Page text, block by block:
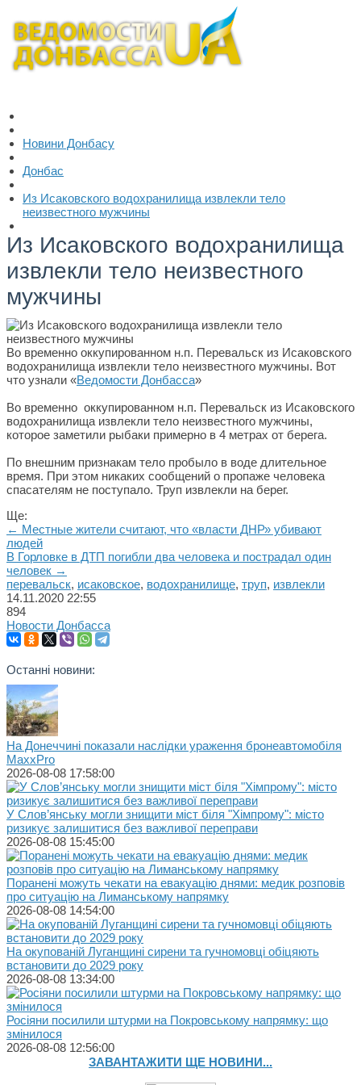
Новини Донбасу
Донбас
Из Исаковского водохранилища извлекли тело
неизвестного мужчины
Из Исаковского водохранилища
извлекли тело неизвестного
мужчины
Во временно оккупированном н.п. Перевальск из Исаковского
водохранилища извлекли тело неизвестного мужчины. Вот
что узнали «Ведомости Донбасса»
Во временно оккупированном н.п. Перевальск из Исаковского
водохранилища извлекли тело неизвестного мужчины,
которое заметили рыбаки примерно в 4 метрах от берега.
По внешним признакам тело пробыло в воде длительное
время. При этом никаких сообщений о пропаже человека
спасателям не поступало. Труп извлекли на берег.
Ще:
← Местные жители считают, что «власти ДНР» убивают
людей
В Горловке в ДТП погибли два человека и пострадал один
человек →
перевальск, исаковское, водохранилище, труп, извлекли
14.11.2020 22:55
894
Новости Донбасса
Останні новини:
На Донеччині показали наслідки ураження бронеавтомобіля
MaxxPro
2026-08-08 17:58:00
У Слов’янську могли знищити міст біля "Хімпрому": місто
ризикує залишитися без важливої переправи
2026-08-08 15:45:00
Поранені можуть чекати на евакуацію днями: медик розповів
про ситуацію на Лиманському напрямку
2026-08-08 14:54:00
На окупованій Луганщині сирени та гучномовці обіцяють
встановити до 2029 року
2026-08-08 13:34:00
Росіяни посилили штурми на Покровському напрямку: що
змінилося
2026-08-08 12:56:00
ЗАВАНТАЖИТИ ЩЕ НОВИНИ...